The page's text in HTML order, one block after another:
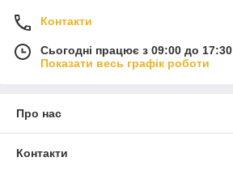
Контакти
Сьогодні працює з 09:00 до 17:30
Показати весь графік роботи
Про нас
Контакти